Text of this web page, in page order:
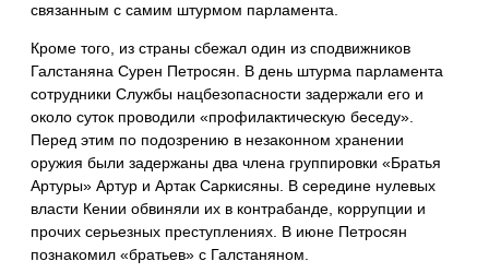
связанным с самим штурмом парламента.
Кроме того, из страны сбежал один из сподвижников
Галстаняна Сурен Петросян. В день штурма парламента
сотрудники Службы нацбезопасности задержали его и
около суток проводили «профилактическую беседу».
Перед этим по подозрению в незаконном хранении
оружия были задержаны два члена группировки «Братья
Артуры» Артур и Артак Саркисяны. В середине нулевых
власти Кении обвиняли их в контрабанде, коррупции и
прочих серьезных преступлениях. В июне Петросян
познакомил «братьев» с Галстаняном.